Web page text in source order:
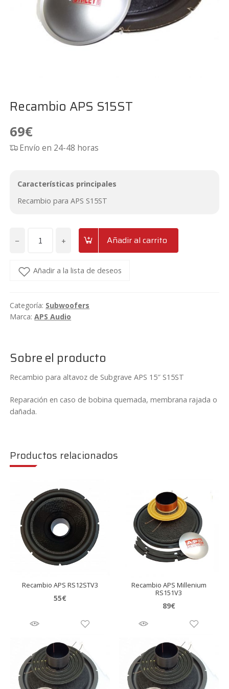
Recambio APS S15ST
69€
Envío en 24-48 horas
Características principales
Recambio para APS S15ST
−
Recambio
S15ST
+ Añadir al carrito
Añadir a la lista de deseos
Categoría: Subwoofers
Marca:APS Audio
Sobre el producto
Recambio para altavoz de Subgrave APS 15″ S15ST
Reparación en caso de bobina quemada, membrana rajada o
dañada.
Productos relacionados
Recambio APS RS12STV3
55€
Recambio APS Millenium
RS151V3
89€